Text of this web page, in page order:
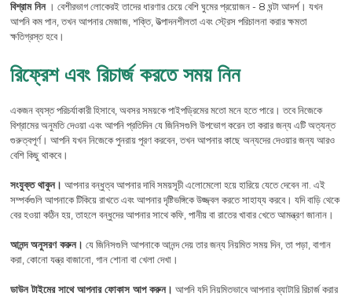
বিশ্রাম নিন। বেশীরভাগ লোকেরই তাদের ধারণার চেয়ে বেশি ঘুমের প্রয়োজন - 8 ঘন্টা আদর্শ। যখন
আপনি কম পান, তখন আপনার মেজাজ, শক্তি, উত্পাদনশীলতা এবং স্ট্রেস পরিচালনা করার ক্ষমতা
ক্ষতিগ্রস্ত হবে।
রিফ্রেশ এবং রিচার্জ করতে সময় নিন
একজন ব্যস্ত পরিচর্যাকারী হিসাবে, অবসর সময়কে পাইপড্রিমের মতো মনে হতে পারে। তবে নিজেকে
বিশ্রামের অনুমতি দেওয়া এবং আপনি প্রতিদিন যে জিনিসগুলি উপভোগ করেন তা করার জন্য এটি অত্যন্ত
গুরুত্বপূর্ণ। আপনি যখন নিজেকে পুনরায় পূরণ করবেন, তখন আপনার কাছে অন্যদের দেওয়ার জন্য আরও
বেশি কিছু থাকবে।
সংযুক্ত থাকুন। আপনার বন্ধুত্ব আপনার দাবি সময়সূচী এলোমেলো হয়ে হারিয়ে যেতে দেবেন না. এই
সম্পর্কগুলি আপনাকে টিকিয়ে রাখতে এবং আপনার দৃষ্টিভঙ্গিকে উজ্জ্বল করতে সাহায্য করবে। যদি বাড়ি থেকে
বের হওয়া কঠিন হয়, তাহলে বন্ধুদের আপনার সাথে কফি, পানীয় বা রাতের খাবার খেতে আমন্ত্রণ জানান।
আনন্দ অনুসরণ করুন। যে জিনিসগুলি আপনাকে আনন্দ দেয় তার জন্য নিয়মিত সময় দিন, তা পড়া, বাগান
করা, কোনো যন্ত্র বাজানো, গান শোনা বা খেলা দেখা।
ডাউন টাইমের সাথে আপনার ফোকাস আপ করুন। আপনি যদি নিয়মিতভাবে আপনার ব্যাটারি রিচার্জ করার